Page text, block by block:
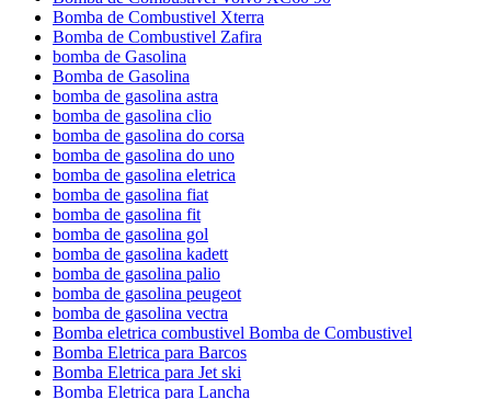
Bomba de Combustivel Xterra
Bomba de Combustivel Zafira
bomba de Gasolina
Bomba de Gasolina
bomba de gasolina astra
bomba de gasolina clio
bomba de gasolina do corsa
bomba de gasolina do uno
bomba de gasolina eletrica
bomba de gasolina fiat
bomba de gasolina fit
bomba de gasolina gol
bomba de gasolina kadett
bomba de gasolina palio
bomba de gasolina peugeot
bomba de gasolina vectra
Bomba eletrica combustivel Bomba de Combustivel
Bomba Eletrica para Barcos
Bomba Eletrica para Jet ski
Bomba Eletrica para Lancha